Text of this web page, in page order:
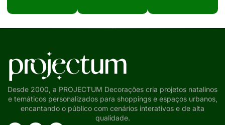
Desde 2000, a PROJECTUM Decorações cria projetos natalinos
e temáticos personalizados para shoppings e espaços urbanos,
encantando o público com cenários interativos e de alta
qualidade.